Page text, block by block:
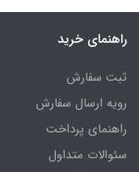
راهنمای خرید
ثبت سفارش
رویه ارسال سفارش
راهنمای پرداخت
سئوالات متداول